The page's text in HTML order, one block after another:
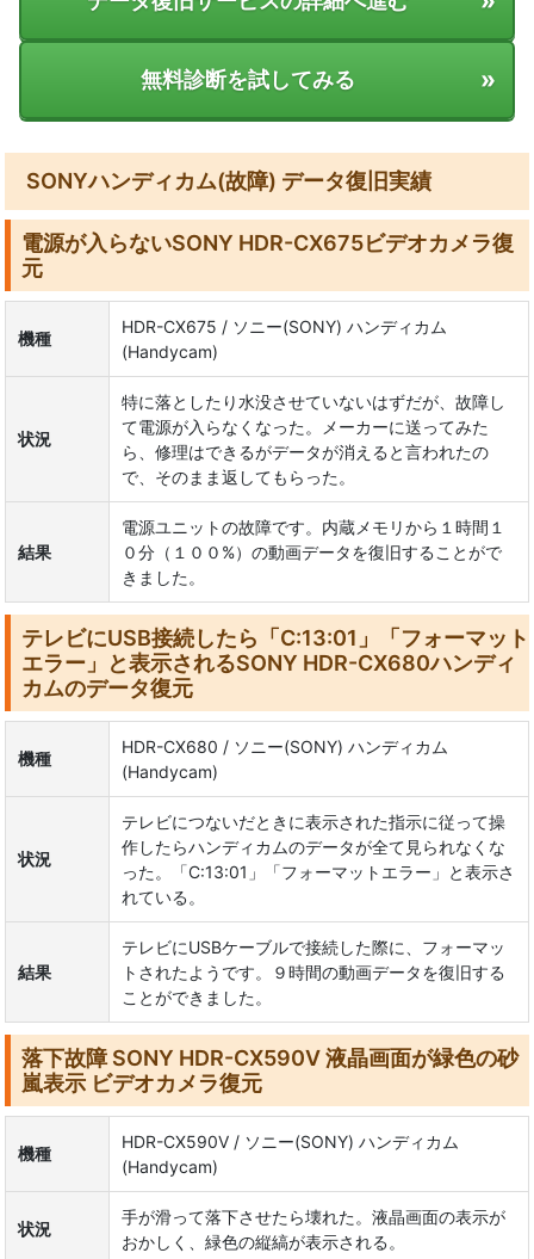
無料診断を試してみる »
SONYハンディカム(故障) データ復旧実績
電源が入らないSONY HDR-CX675ビデオカメラ復
元
機種
HDR-CX675 / ソニー(SONY) ハンディカム
(Handycam)
状況
特に落としたり水没させていないはずだが、故障し
て電源が入らなくなった。メーカーに送ってみた
ら、修理はできるがデータが消えると言われたの
で、そのまま返してもらった。
結果
電源ユニットの故障です。内蔵メモリから１時間１
０分（１００%）の動画データを復旧することがで
きました。
テレビにUSB接続したら「C:13:01」「フォーマット
エラー」と表示されるSONY HDR-CX680ハンディ
カムのデータ復元
機種
HDR-CX680 / ソニー(SONY) ハンディカム
(Handycam)
状況
テレビにつないだときに表示された指示に従って操
作したらハンディカムのデータが全て見られなくな
った。「C:13:01」「フォーマットエラー」と表示さ
れている。
結果
テレビにUSBケーブルで接続した際に、フォーマッ
トされたようです。９時間の動画データを復旧する
ことができました。
落下故障 SONY HDR-CX590V 液晶画面が緑色の砂
嵐表示 ビデオカメラ復元
機種
HDR-CX590V / ソニー(SONY) ハンディカム
(Handycam)
状況
手が滑って落下させたら壊れた。液晶画面の表示が
おかしく、緑色の縦縞が表示される。